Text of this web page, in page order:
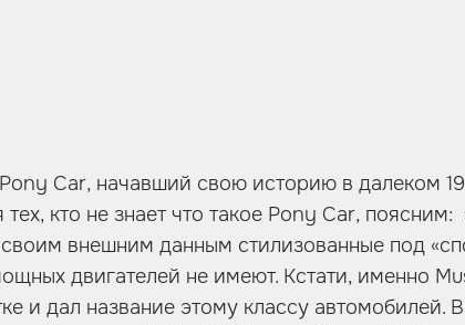
Car, начавший свою историю в далеком
тех, кто не знает что такое Pony Car,
внешним данным стилизованные под
двигателей не имеют. Кстати, именно
и дал название этому классу автомобилей.